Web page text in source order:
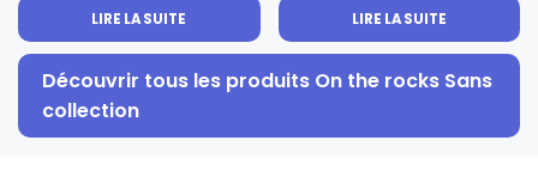
LIRE LA SUITE LIRE LA SUITE
Découvrir tous les produits On the rocks Sans
collection